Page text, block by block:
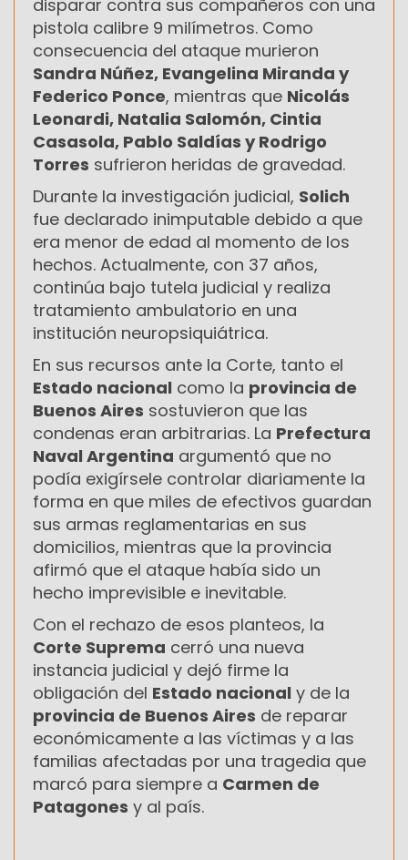
disparar contra sus compañeros con una
pistola calibre 9 milímetros. Como
consecuencia del ataque murieron
Sandra Núñez, Evangelina Miranda y
Federico Ponce, mientras que Nicolás
Leonardi, Natalia Salomón, Cintia
Casasola, Pablo Saldías y Rodrigo
Torres sufrieron heridas de gravedad.
Durante la investigación judicial, Solich
fue declarado inimputable debido a que
era menor de edad al momento de los
hechos. Actualmente, con 37 años,
continúa bajo tutela judicial y realiza
tratamiento ambulatorio en una
institución neuropsiquiátrica.
En sus recursos ante la Corte, tanto el
Estado nacional como la provincia de
Buenos Aires sostuvieron que las
condenas eran arbitrarias. La Prefectura
Naval Argentina argumentó que no
podía exigírsele controlar diariamente la
forma en que miles de efectivos guardan
sus armas reglamentarias en sus
domicilios, mientras que la provincia
afirmó que el ataque había sido un
hecho imprevisible e inevitable.
Con el rechazo de esos planteos, la
Corte Suprema cerró una nueva
instancia judicial y dejó firme la
obligación del Estado nacional y de la
provincia de Buenos Aires de reparar
económicamente a las víctimas y a las
familias afectadas por una tragedia que
marcó para siempre a Carmen de
Patagones y al país.